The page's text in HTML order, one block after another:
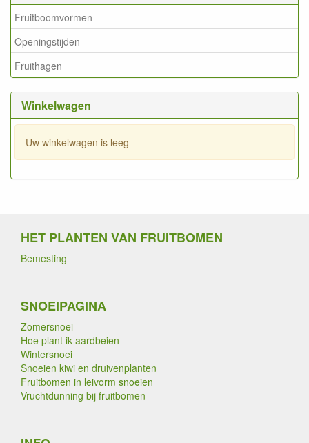
Fruitboomvormen
Openingstijden
Fruithagen
Winkelwagen
Uw winkelwagen is leeg
HET PLANTEN VAN FRUITBOMEN
Bemesting
SNOEIPAGINA
Zomersnoei
Hoe plant ik aardbeien
Wintersnoei
Snoeien kiwi en druivenplanten
Fruitbomen in leivorm snoeien
Vruchtdunning bij fruitbomen